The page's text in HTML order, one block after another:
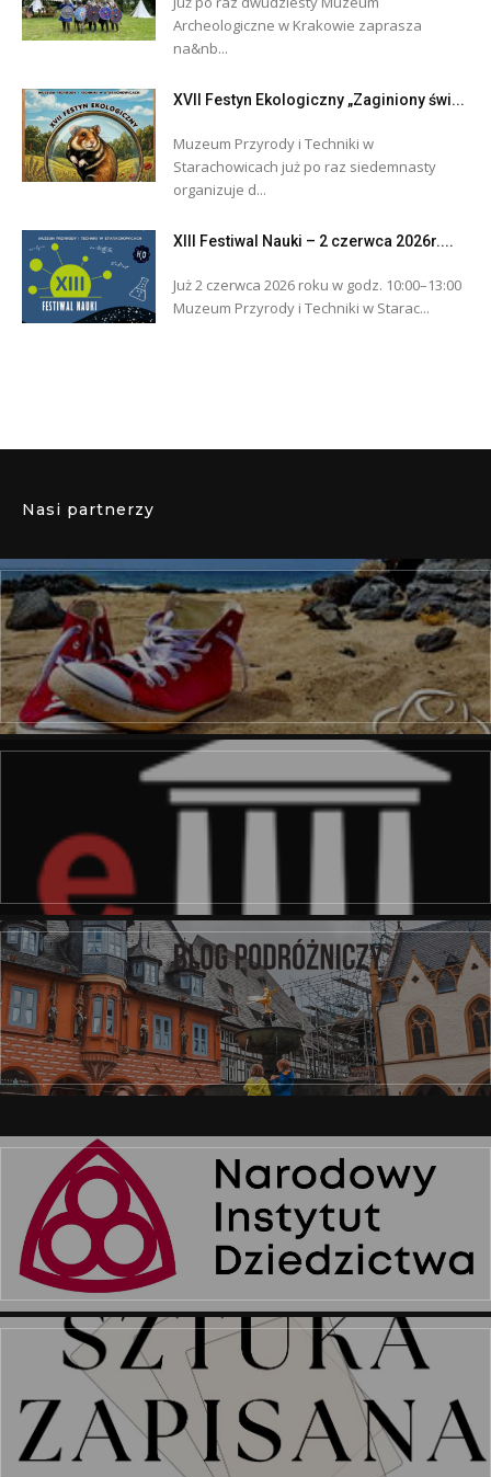
Archeologiczne w Krakowie zaprasza
na&nb...
XVII Festyn Ekologiczny „Zaginiony świ...
Muzeum Przyrody i Techniki w
Starachowicach już po raz siedemnasty
organizuje d...
XIII Festiwal Nauki – 2 czerwca 2026r....
Już 2 czerwca 2026 roku w godz. 10:00–13:00
Muzeum Przyrody i Techniki w Starac...
Nasi partnerzy